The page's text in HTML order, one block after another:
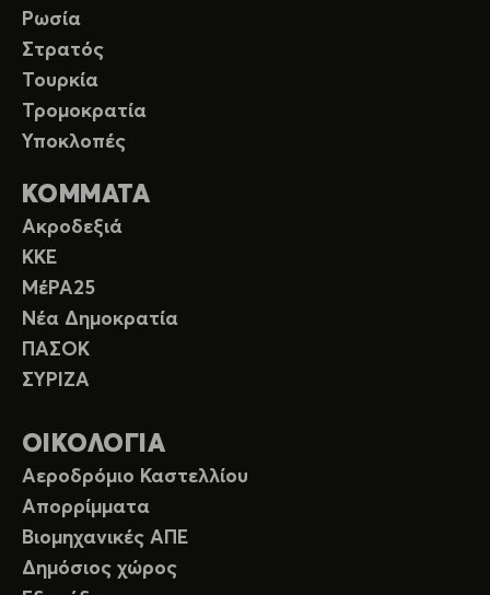
Ρωσία
Στρατός
Τουρκία
Τρομοκρατία
Υποκλοπές
ΚΟΜΜΑΤΑ
Ακροδεξιά
ΚΚΕ
ΜέΡΑ25
Νέα Δημοκρατία
ΠΑΣΟΚ
ΣΥΡΙΖΑ
ΟΙΚΟΛΟΓΙΑ
Αεροδρόμιο Καστελλίου
Απορρίμματα
Βιομηχανικές ΑΠΕ
Δημόσιος χώρος